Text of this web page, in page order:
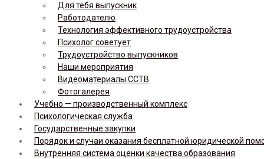
Для тебя выпускник
Работодателю
Технология эффективного трудоустройства
Психолог советует
Трудоустройство выпускников
Наши мероприятия
Видеоматериалы ССТВ
Фотогалерея
Учебно — производственный комплекс
Психологическая служба
Государственные закупки
Порядок и случаи оказания бесплатной юридической
Внутренняя система оценки качества образования